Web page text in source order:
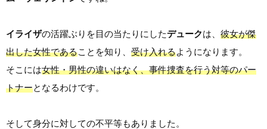
イライザの活躍ぶりを目の当たりにしたデュークは、 彼女が傑
出した女性であることを知り、 受け入れるようになります。
そこには女性・男性の違いはなく、事件捜査を行う対等のパー
トナーとなるわけです。
そして身分に対しての不平等もありました。